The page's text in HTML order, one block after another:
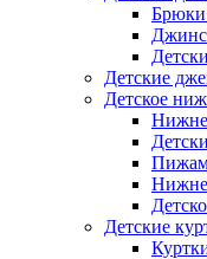
Брюки
Детские
Детское
Детские